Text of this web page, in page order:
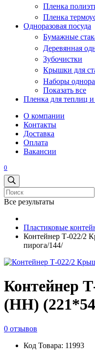
Пленка
Пленка
Одноразовая посуда
Бумажные
Деревянная
Зубочистки
Крышки для
Наборы
Показать все
Пленка для теплиц
О компании
Контакты
Доставка
Оплата
Вакансии
0
Все результаты
Пластиковые
Контейнер Т-022/2
пирога/144/
Контейнер
(НН)
0 отзывов
Код Товара: 11993